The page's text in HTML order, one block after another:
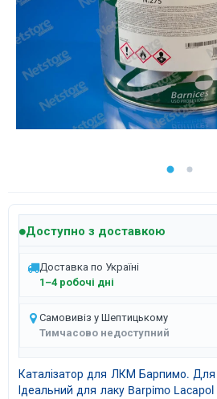
Доступно з доставкою
Доставка по Україні
1–4 робочі дні
Самовивіз у Шептицькому
Тимчасово недоступний
Каталізатор для ЛКМ Барпимо. Для
Ідеальний для лаку Barpimo